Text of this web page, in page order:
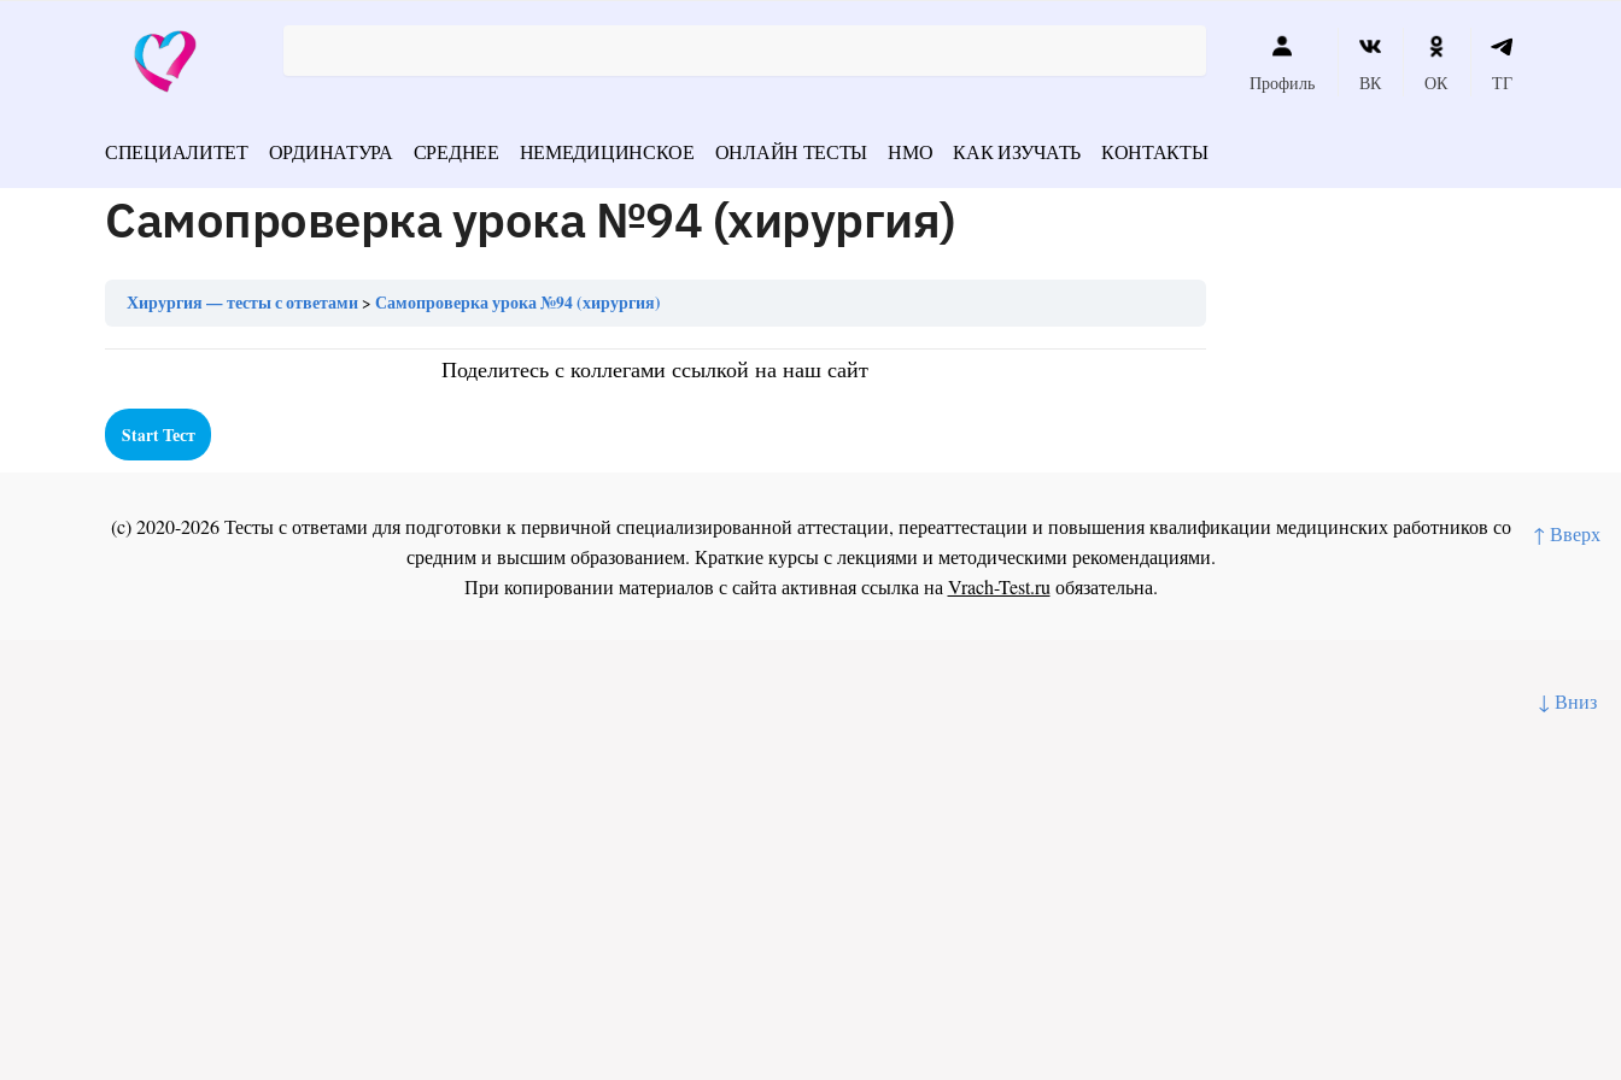
↑ Вверх
↓ Вниз
Профиль ВК ОК ТГ
СПЕЦИАЛИТЕТ ОРДИНАТУРА СРЕДНЕЕ НЕМЕДИЦИНСКОЕ ОНЛАЙН ТЕСТЫ НМО КАК ИЗУЧАТЬ КОНТАКТЫ
Самопроверка урока №94 (хирургия)
Хирургия — тесты с ответами Самопроверка урока №94 (хирургия)
Поделитесь с коллегами ссылкой на наш сайт
(c) 2020-2026 Тесты с ответами для подготовки к первичной специализированной аттестации, переаттестации и повышения квалификации медицинских работников со
средним и высшим образованием. Краткие курсы с лекциями и методическими рекомендациями.
При копировании материалов с сайта активная ссылка на Vrach-Test.ru обязательна.